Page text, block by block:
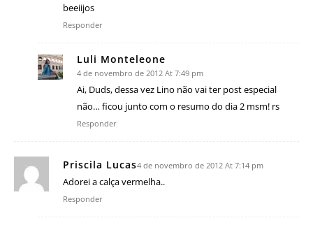
beeiijos
Responder
Luli Monteleone
4 de novembro de 2012 At 7:49 pm
Ai, Duds, dessa vez Lino não vai ter post especial
não… ficou junto com o resumo do dia 2 msm! rs
Responder
Priscila Lucas4 de novembro de 2012 At 7:14 pm
Adorei a calça vermelha..
Responder